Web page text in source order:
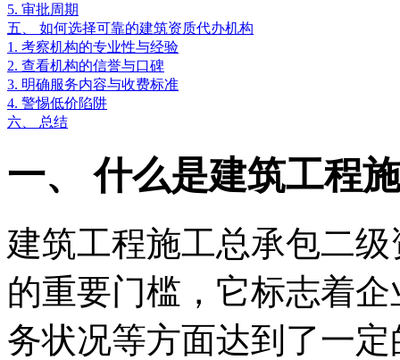
5. 审批周期
五、 如何选择可靠的建筑资质代办机构
1. 考察机构的专业性与经验
2. 查看机构的信誉与口碑
3. 明确服务内容与收费标准
4. 警惕低价陷阱
六、 总结
一、 什么是建筑工程
建筑工程施工总承包二
的重要门槛，它标志着
务状况等方面达到了一